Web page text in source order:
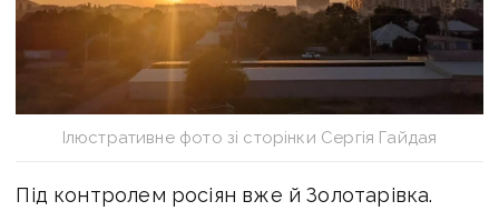
Ілюстративне фото зі сторінки Сергія Гайдая
Під контролем росіян вже й Золотарівка.